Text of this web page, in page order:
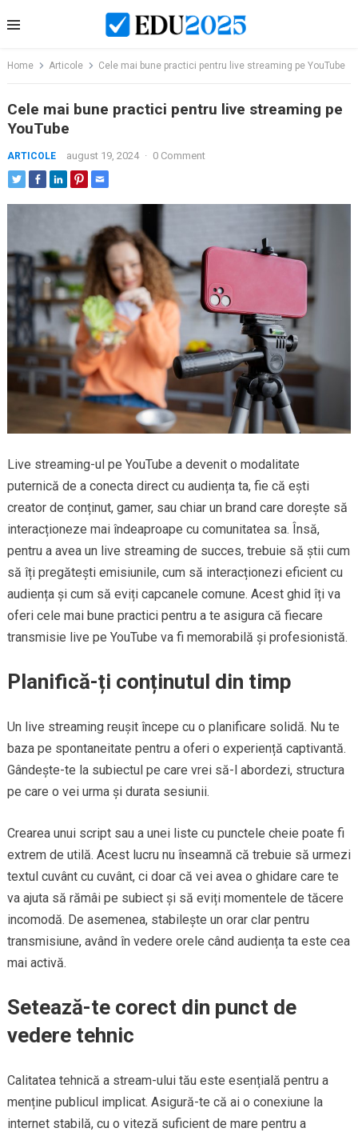
to
Home Articole Cele mai bune practici pentru live streaming pe YouTube
Cele mai bune practici pentru live streaming pe
YouTube
ARTICOLE august 19, 2024 · 0 Comment
Live streaming-ul pe YouTube a devenit o modalitate
puternică de a conecta direct cu audiența ta, fie că ești
creator de conținut, gamer, sau chiar un brand care dorește să
interacționeze mai îndeaproape cu comunitatea sa. Însă,
pentru a avea un live streaming de succes, trebuie să știi cum
să îți pregătești emisiunile, cum să interacționezi eficient cu
audiența și cum să eviți capcanele comune. Acest ghid îți va
oferi cele mai bune practici pentru a te asigura că fiecare
transmisie live pe YouTube va fi memorabilă și profesionistă.
Planifică-ți conținutul din timp
Un live streaming reușit începe cu o planificare solidă. Nu te
baza pe spontaneitate pentru a oferi o experiență captivantă.
Gândește-te la subiectul pe care vrei să-l abordezi, structura
pe care o vei urma și durata sesiunii.
Crearea unui script sau a unei liste cu punctele cheie poate fi
extrem de utilă. Acest lucru nu înseamnă că trebuie să urmezi
textul cuvânt cu cuvânt, ci doar că vei avea o ghidare care te
va ajuta să rămâi pe subiect și să eviți momentele de tăcere
incomodă. De asemenea, stabilește un orar clar pentru
transmisiune, având în vedere orele când audiența ta este cea
mai activă.
Setează-te corect din punct de
vedere tehnic
Calitatea tehnică a stream-ului tău este esențială pentru a
menține publicul implicat. Asigură-te că ai o conexiune la
internet stabilă, cu o viteză suficient de mare pentru a